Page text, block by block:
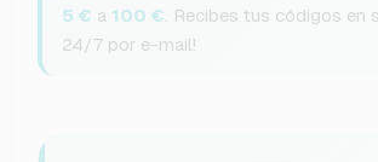
5 € a 100 €. Recibes tus códigos en
24/7 por e-mail!